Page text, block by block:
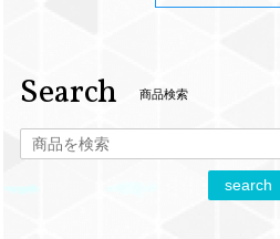
Search 商品検索
search